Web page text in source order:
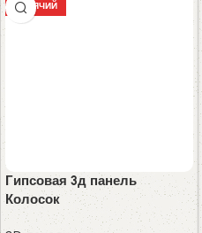
ГОРЯЧИЙ
Гипсовая 3д панель
Колосок